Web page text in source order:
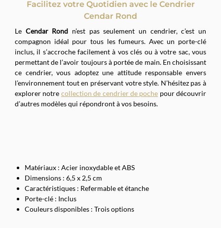
Facilitez votre Quotidien avec le Cendrier
Cendar Rond
Le Cendar Rond n’est pas seulement un cendrier, c’est un
compagnon idéal pour tous les fumeurs. Avec un porte-clé
inclus, il s’accroche facilement à vos clés ou à votre sac, vous
permettant de l’avoir toujours à portée de main. En choisissant
ce cendrier, vous adoptez une attitude responsable envers
l’environnement tout en préservant votre style. N’hésitez pas à
explorer notre collection de cendrier de poche pour découvrir
d’autres modèles qui répondront à vos besoins.
Matériaux : Acier inoxydable et ABS
Dimensions : 6,5 x 2,5 cm
Caractéristiques : Refermable et étanche
Porte-clé : Inclus
Couleurs disponibles : Trois options